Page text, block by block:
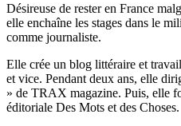
Désireuse de rester en France
elle enchaîne les stages dans le
comme journaliste.
Elle crée un blog littéraire et
et vice. Pendant deux ans, elle
» de TRAX magazine. Puis, elle
éditoriale Des Mots et des Choses.